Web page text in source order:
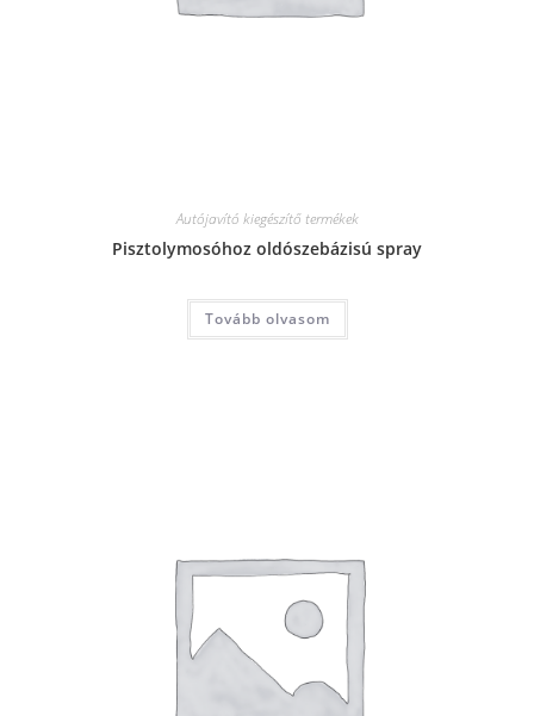
Autójavító kiegészítő termékek
Pisztolymosóhoz oldószebázisú spray
Tovább olvasom